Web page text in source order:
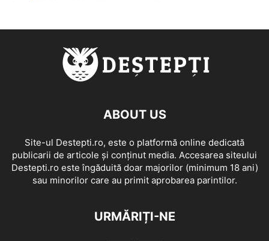
ABOUT US
Site-ul Destepti.ro, este o platformă online dedicată
publicarii de articole și conținut media. Accesarea siteului
Destepti.ro este îngăduită doar majorilor (minimum 18 ani)
sau minorilor care au primit aprobarea parintilor.
URMĂRIȚI-NE